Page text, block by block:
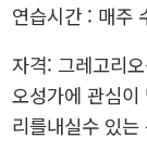
연습시간 : 매주
자격: 그레고리
오성가에 관심
리를내실수 있는